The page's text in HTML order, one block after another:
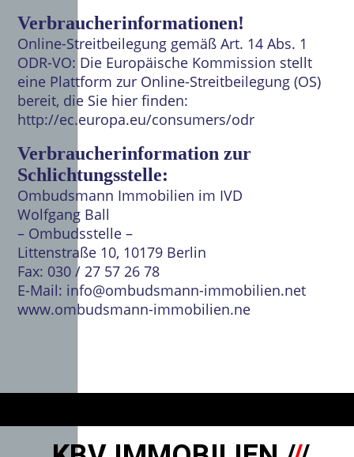
Verbraucherinformationen!
Online-Streitbeilegung gemäß Art. 14 Abs. 1
ODR-VO: Die Europäische Kommission stellt
eine Plattform zur Online-Streitbeilegung (OS)
bereit, die Sie hier finden:
http://ec.europa.eu/consumers/odr
Verbraucherinformation zur
Schlichtungsstelle:
Ombudsmann Immobilien im IVD
Wolfgang Ball
– Ombudsstelle –
Littenstraße 10, 10179 Berlin
Fax: 030 / 27 57 26 78
E-Mail: info@ombudsmann-immobilien.net
www.ombudsmann-immobilien.ne